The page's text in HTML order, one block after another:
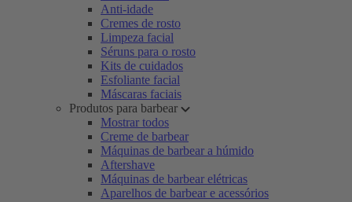
Anti-idade
Cremes de rosto
Limpeza facial
Séruns para o rosto
Kits de cuidados
Esfoliante facial
Máscaras faciais
Produtos para barbear
Mostrar todos
Creme de barbear
Máquinas de barbear a húmido
Aftershave
Máquinas de barbear elétricas
Aparelhos de barbear e acessórios